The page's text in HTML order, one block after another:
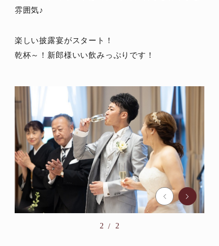
雰囲気♪
楽しい披露宴がスタート！
乾杯～！新郎様いい飲みっぷりです！
2 2